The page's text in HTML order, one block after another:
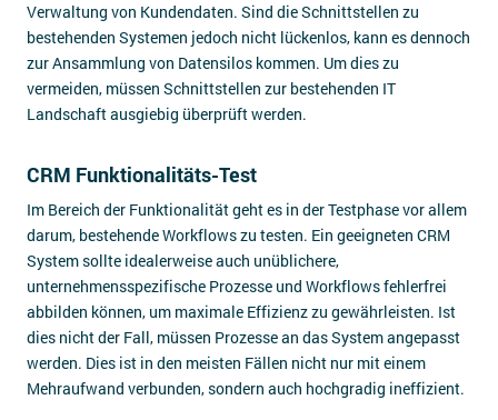
Verwaltung von Kundendaten. Sind die Schnittstellen zu
bestehenden Systemen jedoch nicht lückenlos, kann es dennoch
zur Ansammlung von Datensilos kommen. Um dies zu
vermeiden, müssen Schnittstellen zur bestehenden IT
Landschaft ausgiebig überprüft werden.
CRM Funktionalitäts-Test
Im Bereich der Funktionalität geht es in der Testphase vor allem
darum, bestehende Workflows zu testen. Ein geeigneten CRM
System sollte idealerweise auch unüblichere,
unternehmensspezifische Prozesse und Workflows fehlerfrei
abbilden können, um maximale Effizienz zu gewährleisten. Ist
dies nicht der Fall, müssen Prozesse an das System angepasst
werden. Dies ist in den meisten Fällen nicht nur mit einem
Mehraufwand verbunden, sondern auch hochgradig ineffizient.